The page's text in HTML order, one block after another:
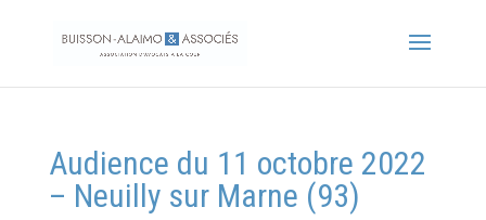
Audience du 11 octobre 2022
– Neuilly sur Marne (93)